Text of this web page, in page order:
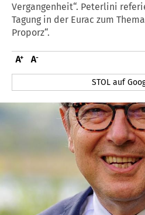
Vergangenheit“. Peterlini
Tagung in der Eurac zum
Proporz“.
STOL auf